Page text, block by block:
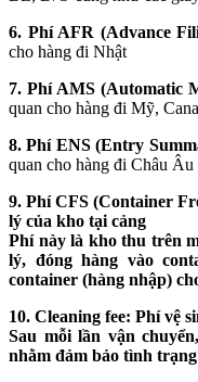
6. Phí AFR (Advance
cho hàng đi Nhật
7. Phí AMS (Automatic
quan cho hàng đi Mỹ,
8. Phí ENS (Entry
quan cho hàng đi Châu Âu
9. Phí CFS (Container
lý của kho tại cảng
Phí này là kho thu trên
lý, đóng hàng vào
container (hàng nhập)
10. Cleaning fee: Phí vệ
Sau mỗi lần vận
nhằm đảm bảo tình